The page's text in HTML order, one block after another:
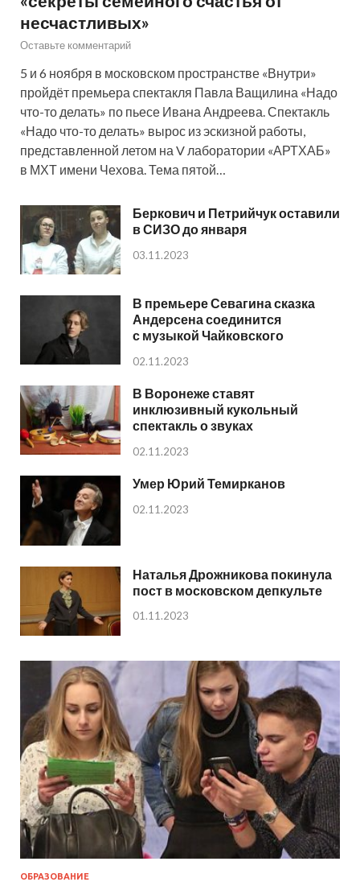
несчастливых»
Оставьте комментарий
5 и 6 ноября в московском пространстве «Внутри»
пройдёт премьера спектакля Павла Ващилина «Надо
что-то делать» по пьесе Ивана Андреева. Спектакль
«Надо что-то делать» вырос из эскизной работы,
представленной летом на V лаборатории «АРТХАБ»
в МХТ имени Чехова. Тема пятой…
Беркович и Петрийчук оставили
в СИЗО до января
03.11.2023
В премьере Севагина сказка
Андерсена соединится
с музыкой Чайковского
02.11.2023
В Воронеже ставят
инклюзивный кукольный
спектакль о звуках
02.11.2023
Умер Юрий Темирканов
02.11.2023
Наталья Дрожникова покинула
пост в московском депкульте
01.11.2023
ОБРАЗОВАНИЕ